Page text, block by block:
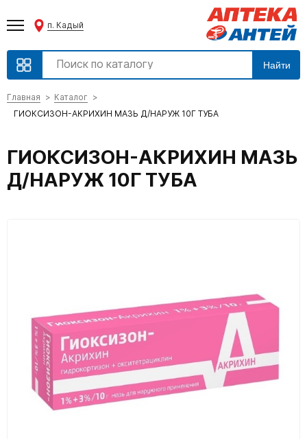
п. Кадый
Найти
Главная
Каталог
ГИОКСИЗОН-АКРИХИН МАЗЬ Д/НАРУЖ 10Г ТУБА
ГИОКСИЗОН-АКРИХИН МАЗЬ
Д/НАРУЖ 10Г ТУБА